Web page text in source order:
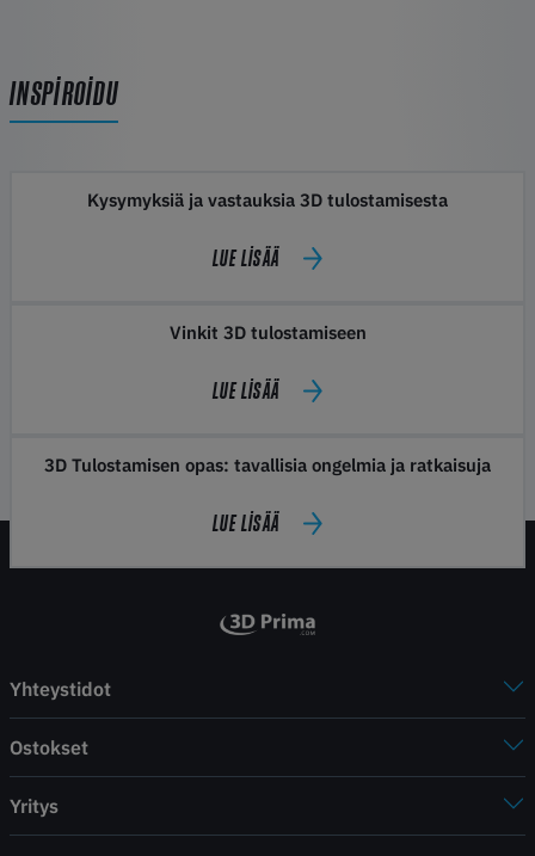
INSPIROIDU
Kysymyksiä ja vastauksia 3D tulostamisesta
LUE LISÄÄ
Vinkit 3D tulostamiseen
LUE LISÄÄ
3D Tulostamisen opas: tavallisia ongelmia ja ratkaisuja
LUE LISÄÄ
Yhteystidot
Ostokset
Yritys